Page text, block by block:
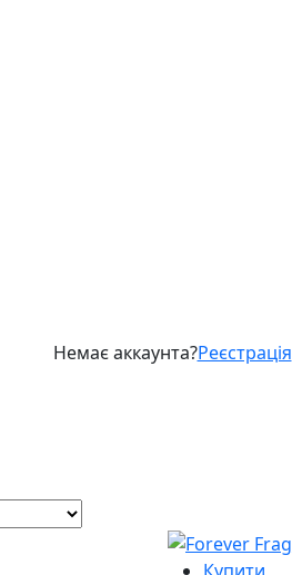
Немає аккаунта?Реєстрація
Купити